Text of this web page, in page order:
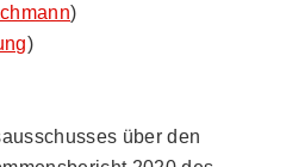
)
)
über den